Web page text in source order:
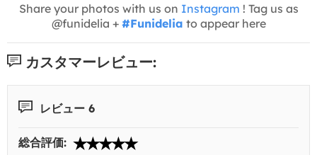
Share your photos with us on Instagram ! Tag us as
@funidelia + #Funidelia to appear here
カスタマーレビュー:
レビュー 6
総合評価: